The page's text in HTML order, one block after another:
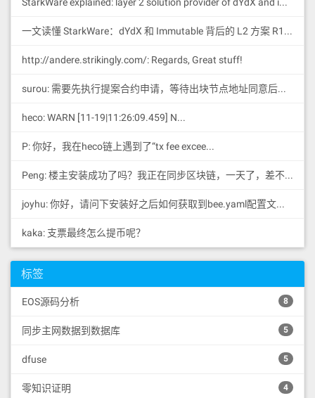
一文读懂 StarkWare：dYdX 和 Immutable 背后的 L2 方案 R11; BitKeep 博客: [...]Layer 2:Comparing Laye...
http://andere.strikingly.com/: Regards, Great stuff!
surou: 需要先执行提案合约申请，等待出块节点地址同意后，才会进...
heco: WARN [11-19|11:26:09.459] N...
P: 你好，我在heco链上遇到了“tx fee excee...
Peng: 楼主安装成功了吗？我正在同步区块链，一天了，差不多才同...
joyhu: 你好，请问下安装好之后如何获取到bee.yaml配置文...
kaka: 支票最终怎么提币呢？
标签
EOS源码分析 8
同步主网数据到数据库 5
dfuse 5
零知识证明 4